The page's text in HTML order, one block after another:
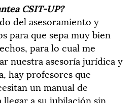
CSIT-UP?
del asesoramiento y
para que sepa muy bien
para lo cual me
nuestra asesoría jurídica y
hay profesores que
un manual de
llegar a su jubilación sin